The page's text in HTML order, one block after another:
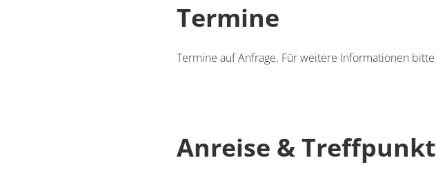
Termine
Termine auf Anfrage. Für weitere Informationen
Anreise & Treffpunkt